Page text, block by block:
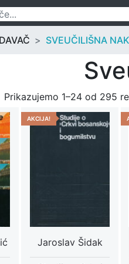
SVEUČILIŠNA
Prikazujemo 1–24 od 295
AKCIJA!
Jaroslav Šidak